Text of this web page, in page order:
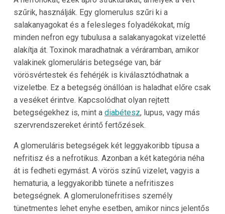
szűrik, használják. Egy glomerulus szűri ki a
salakanyagokat és a felesleges folyadékokat, míg
minden nefron egy tubulusa a salakanyagokat vizeletté
alakítja át. Toxinok maradhatnak a véráramban, amikor
valakinek glomeruláris betegsége van, bár
vörösvértestek és fehérjék is kiválasztódhatnak a
vizeletbe. Ez a betegség önállóan is haladhat előre csak
a veséket érintve. Kapcsolódhat olyan rejtett
betegségekhez is, mint a diabétesz, lupus, vagy más
szervrendszereket érintő fertőzések.
A glomeruláris betegségek két leggyakoribb típusa a
nefritisz és a nefrotikus. Azonban a két kategória néha
át is fedheti egymást. A vörös színű vizelet, vagyis a
hematuria, a leggyakoribb tünete a nefritiszes
betegségnek. A glomerulonefritises személy
tünetmentes lehet enyhe esetben, amikor nincs jelentős